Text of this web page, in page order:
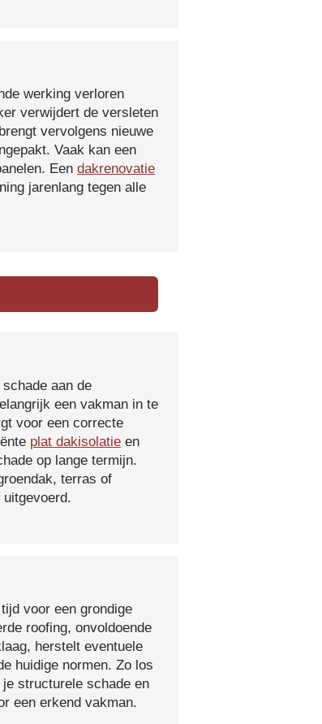
werking verloren
verwijdert de versleten
vervolgens nieuwe
Vaak kan een
Een dakrenovatie
jarenlang tegen alle
aan de
een vakman in te
voor een correcte
plat dakisolatie en
op lange termijn.
terras of
voor een grondige
roofing, onvoldoende
herstelt eventuele
huidige normen. Zo los
structurele schade en
een erkend vakman.